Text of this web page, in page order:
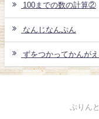
100までの数の計算②
なんじなんぷん
ずをつかってかんがえ
ぷりん